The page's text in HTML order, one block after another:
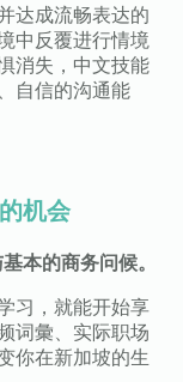
达成流畅表达的
中反覆进行情境
消失，中文技能
自信的沟通能
机会
本的商务问候。
习，就能开始享
词彙、实际职场
你在新加坡的生